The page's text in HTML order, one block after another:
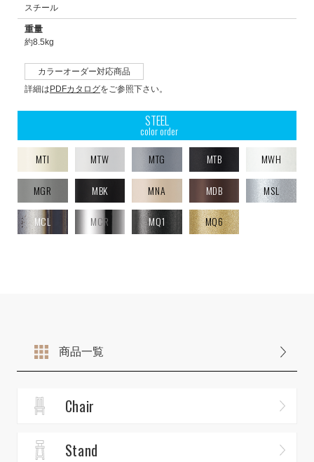
スチール
重量
約8.5kg
カラーオーダー対応商品
詳細は PDFカタログをご参照下さい。
STEEL
color order
MTI
MTW MTG MTB MWH
MGR MBK MNA MDB MSL
MCL MCR MQ1 MQ6
商品一覧
Chair
Stand